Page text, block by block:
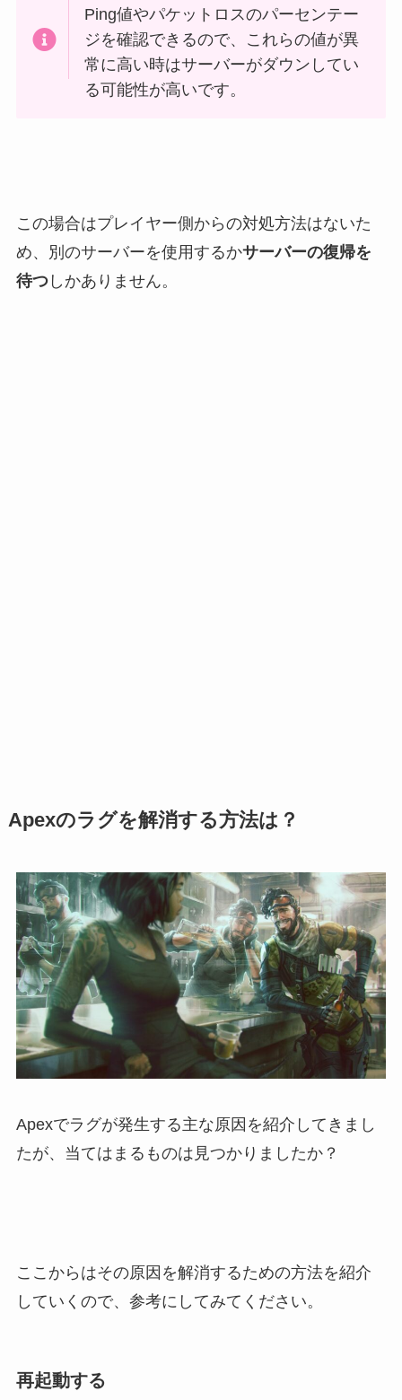
Ping値やパケットロスのパーセンテー
ジを確認できるので、これらの値が異
常に高い時はサーバーがダウンしてい
る可能性が高いです。
この場合はプレイヤー側からの対処方法はないた
め、別のサーバーを使用するかサーバーの復帰を
待つしかありません。
Apexのラグを解消する方法は？
Apexでラグが発生する主な原因を紹介してきまし
たが、当てはまるものは見つかりましたか？
ここからはその原因を解消するための方法を紹介
していくので、参考にしてみてください。
再起動する